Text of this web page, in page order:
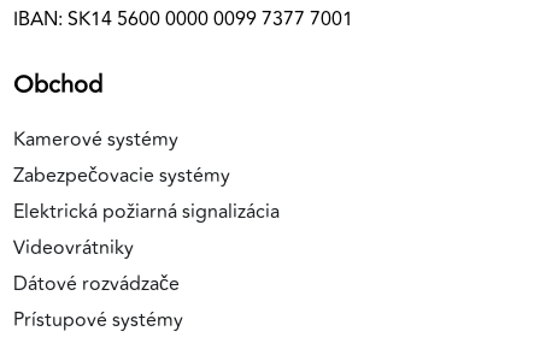
IBAN: SK14 5600 0000 0099 7377 7001
Obchod
Kamerové systémy
Zabezpečovacie systémy
Elektrická požiarná signalizácia
Videovrátniky
Dátové rozvádzače
Prístupové systémy